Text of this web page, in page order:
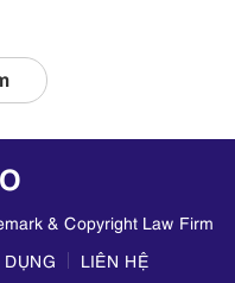
& Copyright Law Firm
LIÊN HỆ